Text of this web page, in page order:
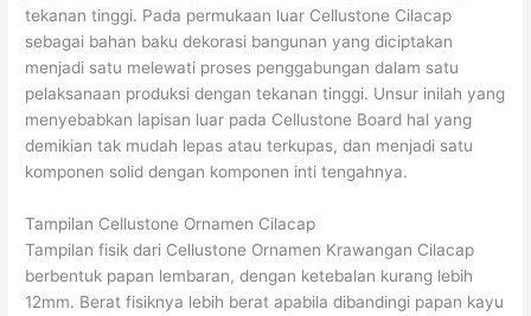
tekanan tinggi. Pada permukaan luar Cellustone Cilacap
sebagai bahan baku dekorasi bangunan yang diciptakan
menjadi satu melewati proses penggabungan dalam satu
pelaksanaan produksi dengan tekanan tinggi. Unsur inilah yang
menyebabkan lapisan luar pada Cellustone Board hal yang
demikian tak mudah lepas atau terkupas, dan menjadi satu
komponen solid dengan komponen inti tengahnya.
Tampilan Cellustone Ornamen Cilacap
Tampilan fisik dari Cellustone Ornamen Krawangan Cilacap
berbentuk papan lembaran, dengan ketebalan kurang lebih
12mm. Berat fisiknya lebih berat apabila dibandingi papan kayu